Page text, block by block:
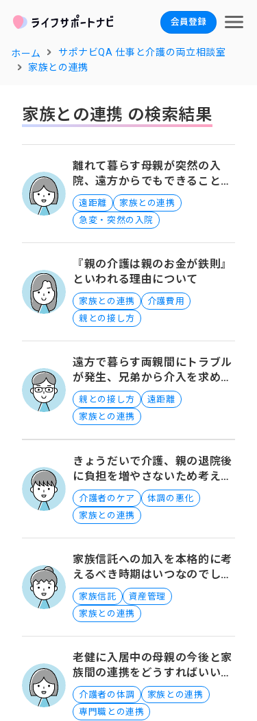
会員登録
ホーム
サポナビQA 仕事と介護の両立相談室
家族との連携
家族との連携 の検索結果
離れて暮らす母親が突然の入
院、遠方からでもできることと
は？
遠距離
家族との連携
急変・突然の入院
『親の介護は親のお金が鉄則』
といわれる理由について
家族との連携
介護費用
親との接し方
遠方で暮らす両親間にトラブル
が発生、兄弟から介入を求めら
れた際の対処方法について
親との接し方
遠距離
家族との連携
きょうだいで介護、親の退院後
に負担を増やさないため考える
こと
介護者のケア
体調の悪化
家族との連携
家族信託への加入を本格的に考
えるべき時期はいつなのでしょ
うか？
家族信託
資産管理
家族との連携
老健に入居中の母親の今後と家
族間の連携をどうすればいいで
しょうか？
介護者の体調
家族との連携
専門職との連携